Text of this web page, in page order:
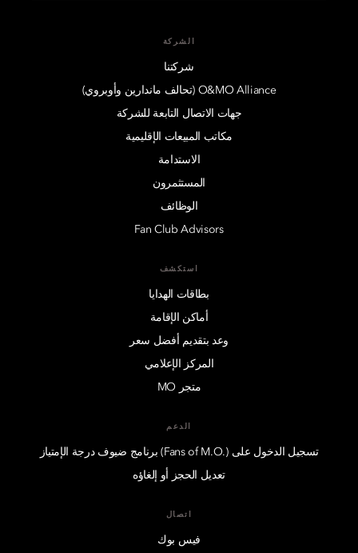
الشركة
شركتنا
O&MO Alliance (تحالف ماندارين وأوبروي)
جهات الاتصال التابعة للشركة
مكاتب المبيعات الإقليمية
الاستدامة
المستثمرون
الوظائف
Fan Club Advisors
استكشف
بطاقات الهدايا
أماكن الإقامة
وعد بتقديم أفضل سعر
المركز الإعلامي
متجر MO
الدعم
تسجيل الدخول على (.Fans of M.O) برنامج ضيوف درجة الإمتياز
تعديل الحجز أو إلغاؤه
اتصال
فيس بوك